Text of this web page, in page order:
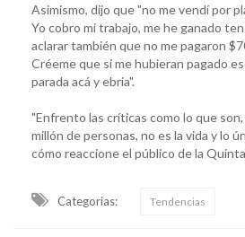
Asimismo, dijo que "no me vendí por
Yo cobro mi trabajo, me he ganado
aclarar también que no me pagaron
Créeme que si me hubieran pagado
parada acá y ebria".
"Enfrento las críticas como lo que
millón de personas, no es la vida y lo
cómo reaccione el público de la
Categorias: Tendencias